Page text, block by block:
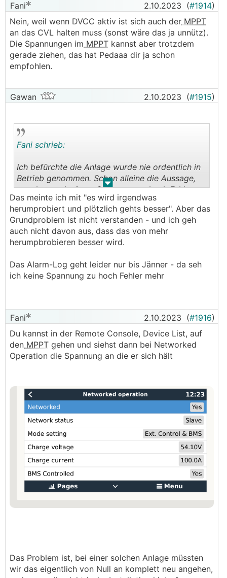
Fani 2.10.2023 (#1914)
Nein, weil wenn DVCC aktiv ist sich auch der MPPT
an das CVL halten muss (sonst wäre das ja unnütz).
Die Spannungen im MPPT kannst aber trotzdem
gerade ziehen, das hat Pedaaa dir ja schon
empfohlen.
Gawan 2.10.2023 (#1915)
. .
Fani schrieb:
Ich befürchte die Anlage wurde nie ordentlich in
Betrieb genommen. Schon alleine die Aussage,
man hat nach einem Spannung zu hoch Fehler
einfach mal im DVCC das CVL gesenkt zeigt mir,
hier wurde nur Symptombekämpfung gemacht,
anstatt die Ursache zu suchen. Das wird jetzt ein
Forum auch nicht kompensieren können.
Das meinte ich mit "es wird irgendwas
herumprobiert und plötzlich gehts besser". Aber das
Grundproblem ist nicht verstanden - und ich geh
auch nicht davon aus, dass das von mehr
herumpbrobieren besser wird.
Das Alarm-Log geht leider nur bis Jänner - da seh
ich keine Spannung zu hoch Fehler mehr
Fani 2.10.2023 (#1916)
Du kannst in der Remote Console, Device List, auf
den MPPT gehen und siehst dann bei Networked
Operation die Spannung an die er sich hält
Das Problem ist, bei einer solchen Anlage müssten
wir das eigentlich von Null an komplett neu angehen,